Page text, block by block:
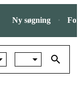
Ny søgning